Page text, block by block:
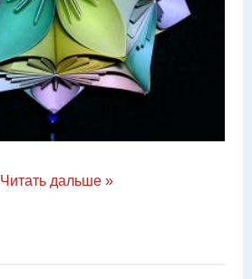
Читать дальше »